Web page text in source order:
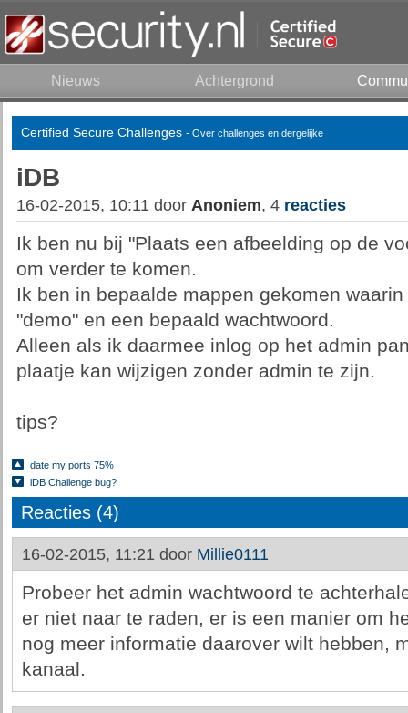
Nieuws Achtergrond
Certified Secure Challenges - Over challenges en dergelijke
iDB
16-02-2015, 10:11 door Anoniem, 4 reacties
Ik ben nu bij "Plaats een afbeelding op de
om verder te komen.
Ik ben in bepaalde mappen gekomen
"demo" en een bepaald wachtwoord.
Alleen als ik daarmee inlog op het admin
plaatje kan wijzigen zonder admin te zijn.
tips?
date my ports 75%
iDB Challenge bug?
Reacties (4)
16-02-2015, 11:21 door Millie0111
Probeer het admin wachtwoord te
er niet naar te raden, er is een manier om
nog meer informatie daarover wilt hebben,
kanaal.